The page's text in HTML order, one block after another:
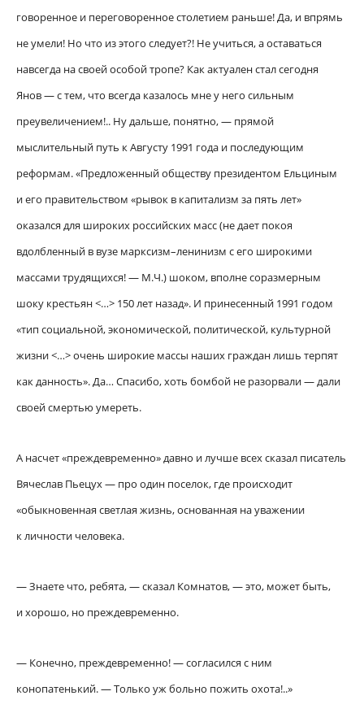
говоренное и переговоренное столетием раньше! Да, и впрямь
не умели! Но что из этого следует?! Не учиться, а оставаться
навсегда на своей особой тропе? Как актуален стал сегодня
Янов — с тем, что всегда казалось мне у него сильным
преувеличением!.. Ну дальше, понятно, — прямой
мыслительный путь к Августу 1991 года и последующим
реформам. «Предложенный обществу президентом Ельциным
и его правительством «рывок в капитализм за пять лет»
оказался для широких российских масс (не дает покоя
вдолбленный в вузе марксизм–ленинизм с его широкими
массами трудящихся! — М.Ч.) шоком, вполне соразмерным
шоку крестьян <…> 150 лет назад». И принесенный 1991 годом
«тип социальной, экономической, политической, культурной
жизни <…> очень широкие массы наших граждан лишь терпят
как данность». Да… Спасибо, хоть бомбой не разорвали — дали
своей смертью умереть.
А насчет «преждевременно» давно и лучше всех сказал писатель
Вячеслав Пьецух — про один поселок, где происходит
«обыкновенная светлая жизнь, основанная на уважении
к личности человека.
— Знаете что, ребята, — сказал Комнатов, — это, может быть,
и хорошо, но преждевременно.
— Конечно, преждевременно! — согласился с ним
конопатенький. — Только уж больно пожить охота!..»